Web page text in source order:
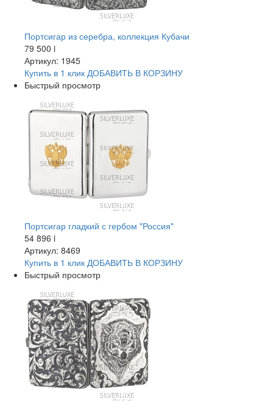
Портсигар из серебра, коллекция Кубачи
79 500 i
Артикул: 1945
Купить в 1 клик ДОБАВИТЬ В КОРЗИНУ
Быстрый просмотр
Портсигар гладкий с гербом "Россия"
54 896 i
Артикул: 8469
Купить в 1 клик ДОБАВИТЬ В КОРЗИНУ
Быстрый просмотр